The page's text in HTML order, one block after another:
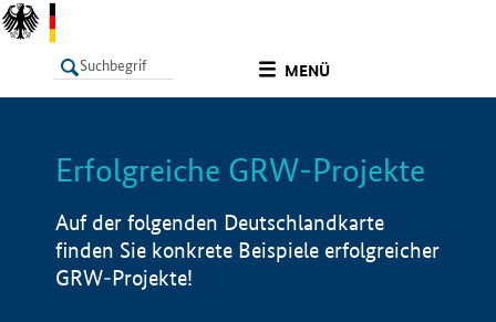
MENÜ
LISTE Info
Erfolgreiche GRW-Projekte
Auf der folgenden Deutschlandkarte
finden Sie konkrete Beispiele erfolgreicher
GRW-Projekte!